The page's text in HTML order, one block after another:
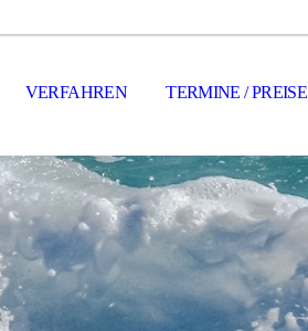
VERFAHREN TERMINE / PREISE